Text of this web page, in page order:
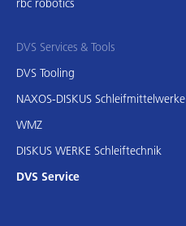
rbc robotics
DVS Services & Tools
DVS Tooling
NAXOS-DISKUS Schleifmittelwerke
WMZ
DISKUS WERKE Schleiftechnik
DVS Service